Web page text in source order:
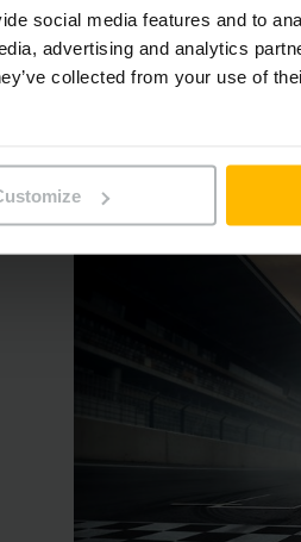
social media features and to
advertising and analytics
collected from your use of
TOVÁBBI INFORMÁCIÓ